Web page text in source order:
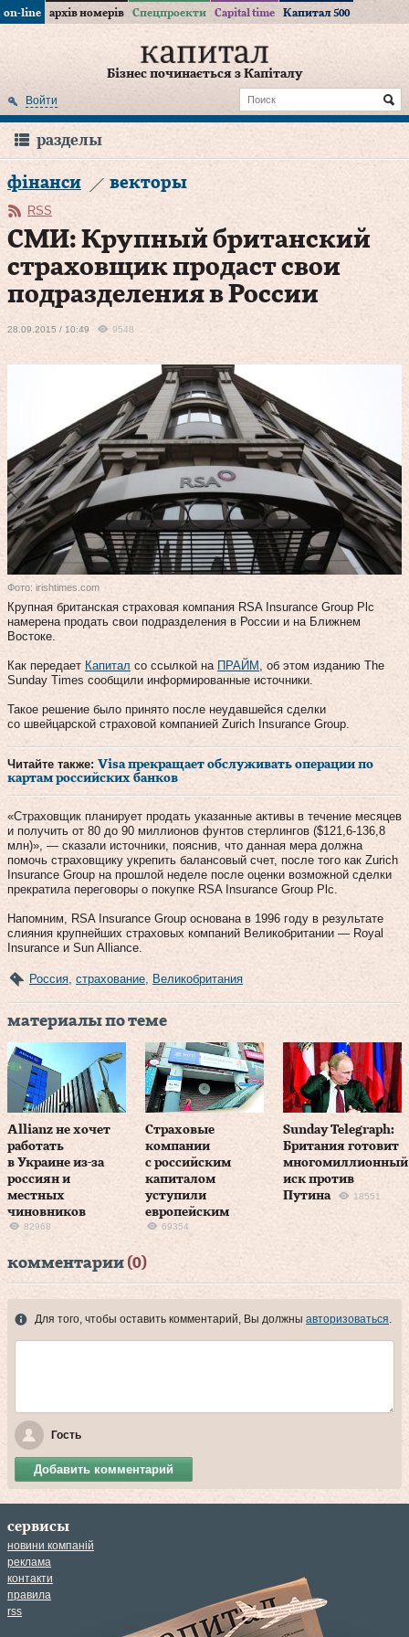
on-line архів номерів Спецпроекти Capital time Капитал 500
Бізнес починається з Капіталу
Войти
разделы
фінанси векторы
RSS
СМИ: Крупный британский
страховщик продаст свои
подразделения в России
28.09.2015 / 10:49 9548
Фото: irishtimes.com
Крупная британская страховая компания RSA Insurance Group Plc
намерена продать свои подразделения в России и на Ближнем
Востоке.
Как передает Капитал со ссылкой на ПРАЙМ
, об этом изданию The
Sunday Times сообщили информированные источники.
Такое решение было принято после неудавшейся сделки
со швейцарской страховой компанией Zurich Insurance Group.
Читайте также: Visa прекращает обслуживать операции по
картам российских банков
«Страховщик планирует продать указанные активы в течение месяцев
и получить от 80 до 90 миллионов фунтов стерлингов ($121,6-136,8
млн)», — сказали источники, пояснив, что данная мера должна
помочь страховщику укрепить балансовый счет, после того как Zurich
Insurance Group на прошлой неделе после оценки возможной сделки
прекратила переговоры о покупке RSA Insurance Group Plc.
Напомним, RSA Insurance Group основана в 1996 году в результате
слияния крупнейших страховых компаний Великобритании — Royal
Insurance и Sun Alliance.
Россия страхование Великобритания
материалы по теме
Allianz не хочет
работать
в Украине из-за
россиян и
местных
чиновников
82968
Страховые
компании
с российским
капиталом
уступили
европейским
69354
Sunday Telegraph:
Британия готовит
многомиллионный
иск против
Путина
18551
комментарии (0)
Для того, чтобы оставить комментарий, Вы должны авторизоваться.
Гость
Добавить комментарий
сервисы
новини компаній
реклама
контакти
правила
rss